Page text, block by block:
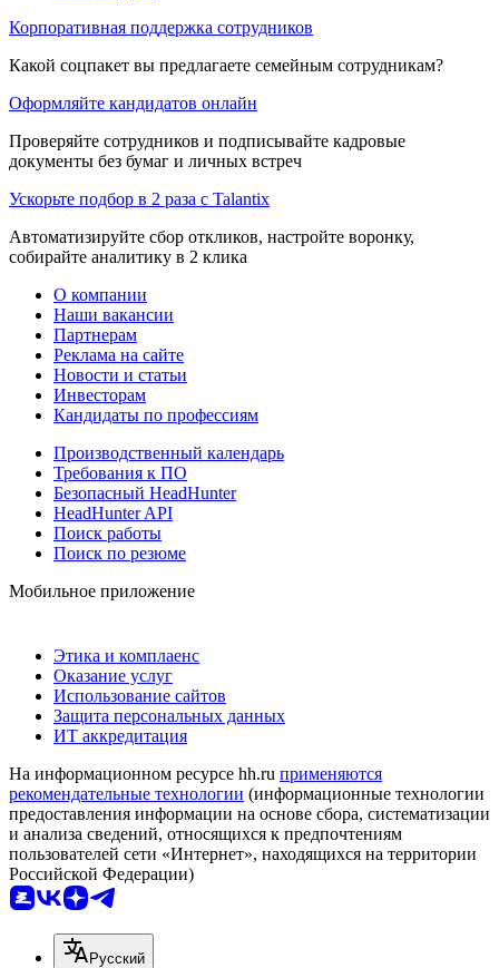
Корпоративная поддержка сотрудников
Какой соцпакет вы предлагаете семейным сотрудникам?
Оформляйте кандидатов онлайн
Проверяйте сотрудников и подписывайте кадровые
документы без бумаг и личных встреч
Ускорьте подбор в 2 раза с Talantix
Автоматизируйте сбор откликов, настройте воронку,
собирайте аналитику в 2 клика
О компании
Наши вакансии
Партнерам
Реклама на сайте
Новости и статьи
Инвесторам
Кандидаты по профессиям
Производственный календарь
Требования к ПО
Безопасный HeadHunter
HeadHunter API
Поиск работы
Поиск по резюме
Мобильное приложение
Этика и комплаенс
Оказание услуг
Использование сайтов
Защита персональных данных
ИТ аккредитация
На информационном ресурсе hh.ru применяются
рекомендательные технологии (информационные технологии
предоставления информации на основе сбора, систематизации
и анализа сведений, относящихся к предпочтениям
пользователей сети «Интернет», находящихся на территории
Российской Федерации)
Русский